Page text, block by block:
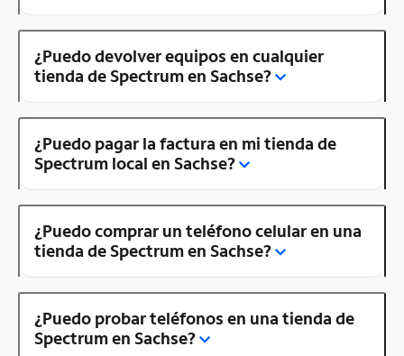
¿Puedo devolver equipos en cualquier
tienda de Spectrum en Sachse?
¿Puedo pagar la factura en mi tienda de
Spectrum local en Sachse?
¿Puedo comprar un teléfono celular en una
tienda de Spectrum en Sachse?
¿Puedo probar teléfonos en una tienda de
Spectrum en Sachse?